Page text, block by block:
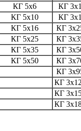
КГ 5х6
КГ
КГ 5х10
КГ
КГ 5х16
КГ
КГ 5х25
КГ
КГ 5х35
КГ
КГ 5х50
КГ
КГ
КГ
КГ
КГ